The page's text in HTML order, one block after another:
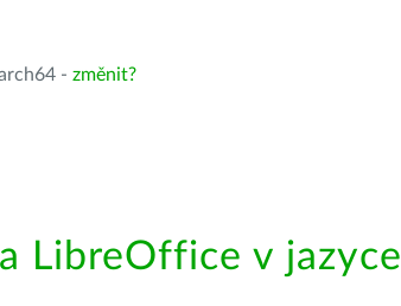
- změnit?
LibreOffice v jazyce